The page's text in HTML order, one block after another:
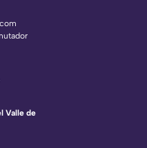
Valle de